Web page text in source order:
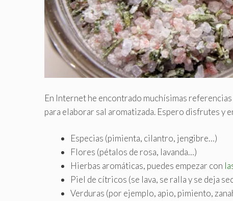
En Internet he encontrado muchísimas
para elaborar sal aromatizada. Espero disfrutes y
Especias (pimienta, cilantro, jengibre…)
Flores (pétalos de rosa, lavanda…)
Hierbas aromáticas, puedes empezar con
Piel de cítricos (se lava, se ralla y se deja
Verduras (por ejemplo, apio, pimiento,